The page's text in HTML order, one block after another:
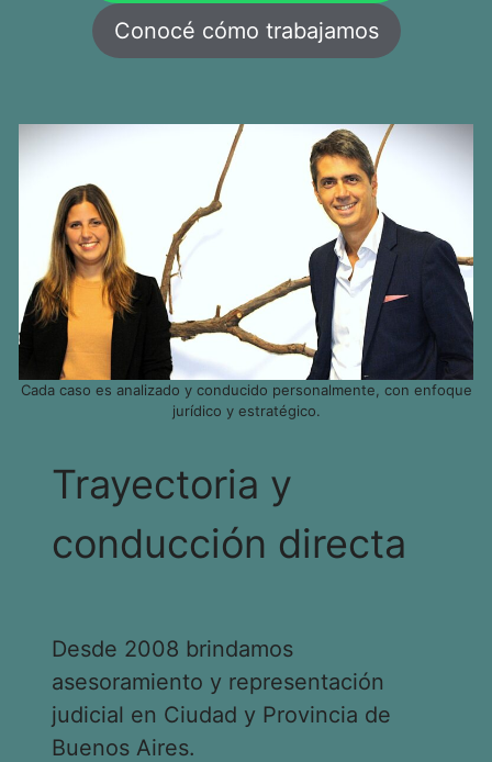
Conocé cómo trabajamos
Cada caso es analizado y conducido personalmente, con enfoque
jurídico y estratégico.
Trayectoria y
conducción directa
Desde 2008 brindamos
asesoramiento y representación
judicial en Ciudad y Provincia de
Buenos Aires.